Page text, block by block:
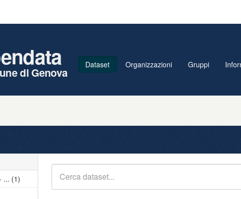
di Genova
Dataset Organizzazioni Gruppi
... (1)